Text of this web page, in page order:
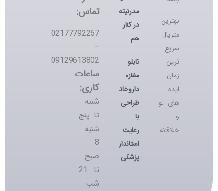
بهترین
متریال
سریع
ترین
زمان
ایده
های نو
و
خلاقانه
مدرنیته
در کنار
هم
تابلو
مغازه
داروخانه؛
طراحی
با
رعایت
استانداردهای
پزشکی
تماس:
02177792267
–
09129613802
ساعات
کاری:
شنبه
تا پنج
شنبه
8
صبح
تا 21
شب